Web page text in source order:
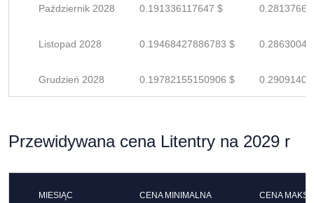
Październik 2028 0.191336117647 $
Listopad 2028 0.19468427886783 $
Grudzień 2028 0.19782155150906 $
Przewidywana cena Litentry na 2029 r
MIESIĄC CENA MINIMALNA CENA